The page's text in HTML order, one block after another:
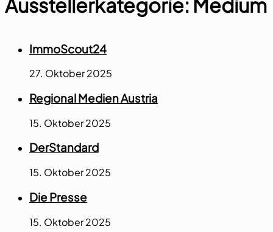
Ausstellerkategorie: Medium
ImmoScout24
27. Oktober 2025
Regional Medien Austria
15. Oktober 2025
DerStandard
15. Oktober 2025
Die Presse
15. Oktober 2025